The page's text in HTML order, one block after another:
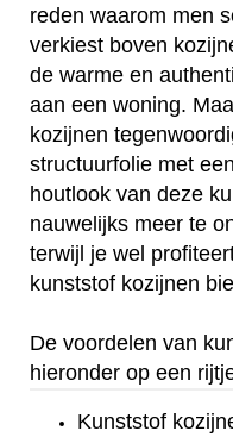
reden waarom men
verkiest boven
de warme en
aan een woning.
kozijnen
structuurfolie met
houtlook van deze
nauwelijks meer te
terwijl je wel
kunststof kozijnen
De voordelen van
hieronder op een
Kunststof